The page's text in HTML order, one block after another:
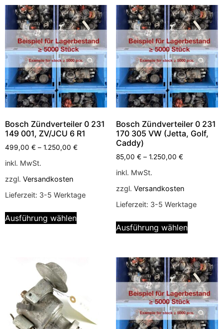
Bosch Zündverteiler 0 231
149 001, ZV/JCU 6 R1
499,00 € – 1.250,00 €
inkl. MwSt.
zzgl. Versandkosten
Lieferzeit: 3-5 Werktage
Ausführung wählen
Bosch Zündverteiler 0 231
170 305 VW (Jetta, Golf,
Caddy)
85,00 € – 1.250,00 €
inkl. MwSt.
zzgl. Versandkosten
Lieferzeit: 3-5 Werktage
Ausführung wählen